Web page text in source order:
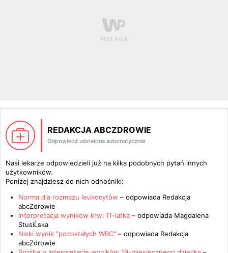
REDAKCJA ABCZDROWIE
Odpowiedź udzielona automatycznie
Nasi lekarze odpowiedzieli już na kilka podobnych pytań innych
użytkowników.
Poniżej znajdziesz do nich odnośniki:
Norma dla rozmazu leukocytów – odpowiada Redakcja
abcZdrowie
Interpretacja wyników krwi 11-latka – odpowiada Magdalena
StusiĹska
Niski wynik "pozostałych WBC" – odpowiada Redakcja
abcZdrowie